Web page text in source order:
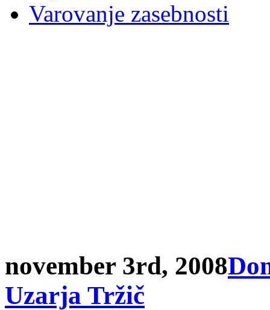
Varovanje zasebnosti
november 3rd, 2008
Uzarja Tržič